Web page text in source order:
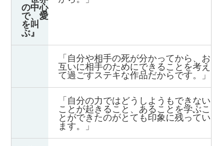
の中心
で、愛
を叫
ぶ』
「自分や相手の死が分かってから、お
互いに相手のためにできることを考え
て過ごすステキな作品だからです。」
「自分の力ではどうしようもできない
ことが起きること、あることを学ぶこ
とができたのがとても印象に残ってい
ます。」